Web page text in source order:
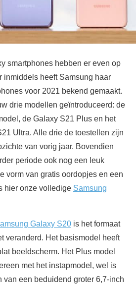
smartphones hebben er even op
inmiddels heeft Samsung haar
voor 2021 bekend gemaakt.
drie modellen geïntroduceerd: de
de Galaxy S21 Plus en het
Ultra. Alle drie de toestellen zijn
van vorig jaar. Bovendien
periode ook nog een leuk
vorm van gratis oordopjes en een
hier onze volledige Samsung
Galaxy S20 is het formaat
veranderd. Het basismodel heeft
beeldscherm. Het Plus model
met het instapmodel, wel is
van een beduidend groter 6,7-inch